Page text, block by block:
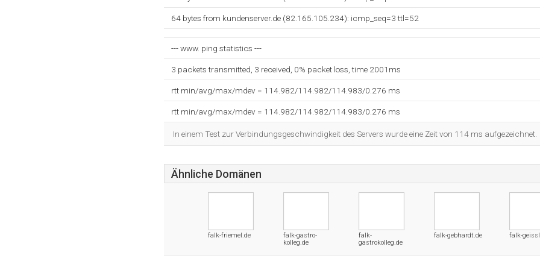
64 bytes from kundenserver.de (82.165.105.234): icmp_seq=3 ttl=52
--- www. ping statistics ---
3 packets transmitted, 3 received, 0% packet loss, time 2001ms
rtt min/avg/max/mdev = 114.982/114.982/114.983/0.276 ms
rtt min/avg/max/mdev = 114.982/114.982/114.983/0.276 ms
In einem Test zur Verbindungsgeschwindigkeit des Servers wurde eine Zeit von 114 ms aufgezeichnet.
Ähnliche Domänen
falk-friemel.de
falk-gastro-
kolleg.de
falk-
gastrokolleg.de
falk-gebhardt.de falk-